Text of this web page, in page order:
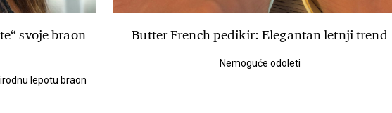
svoje braon
lepotu braon
Butter French pedikir: Elegantan letnji trend
Nemoguće odoleti